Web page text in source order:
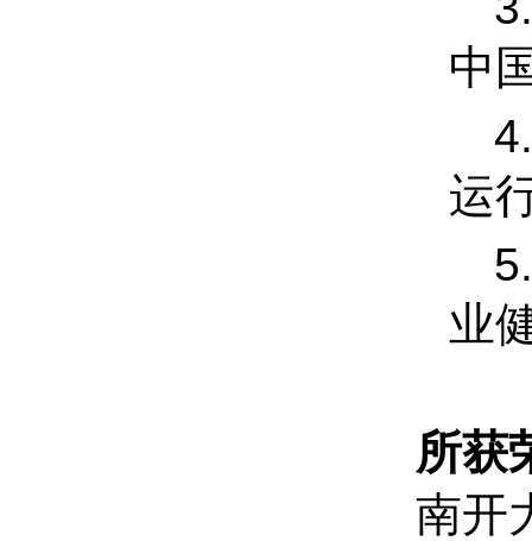
中
4.
运
5.
业
所获
南开